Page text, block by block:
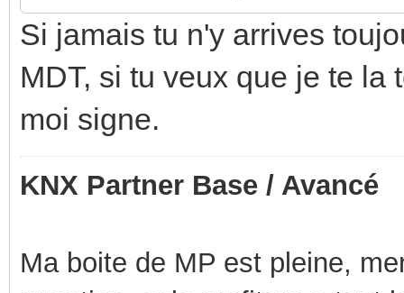
Si jamais tu n'y arrives
MDT, si tu veux que je te la
moi signe.
KNX Partner Base / Avancé
Ma boite de MP est pleine,